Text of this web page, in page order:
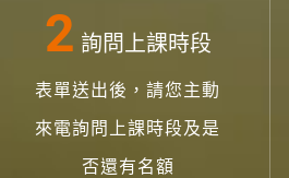
詢問上課時段
表單送出後，請您主動
來電詢問上課時段及是
否還有名額